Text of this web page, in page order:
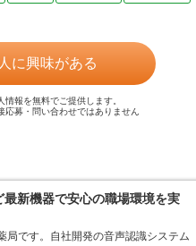
に興味がある
情報を無料でご提供します。
応募・問い合わせではありません
新機器で安心の職場環境を実
局です。自社開発の音声認識システム